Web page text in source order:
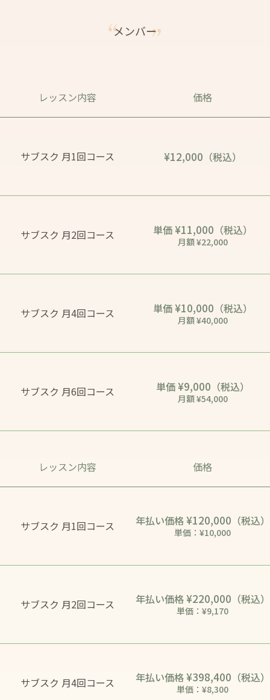
メンバー
レッスン内容 価格
サブスク 月1回コース ¥12,000 （税込）
サブスク 月2回コース 単価¥11,000 （税込）
月額 ¥22,000
サブスク 月4回コース 単価¥10,000 （税込）
月額 ¥40,000
サブスク 月6回コース 単価¥9,000 （税込）
月額 ¥54,000
レッスン内容 価格
サブスク 月1回コース 年払い価格¥120,000 （税込）
単価：¥10,000
サブスク 月2回コース 年払い価格¥220,000 （税込）
単価：¥9,170
サブスク 月4回コース 年払い価格¥398,400 （税込）
単価：¥8,300